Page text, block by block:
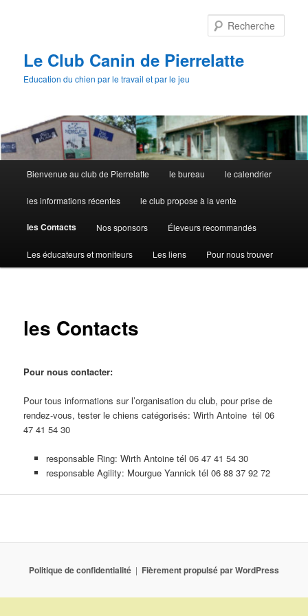
Le Club Canin de Pierrelatte
Education du chien par le travail et par le jeu
Bienvenue au club de Pierrelatte le bureau le calendrier
les informations récentes le club propose à la vente
les Contacts Nos sponsors Éleveurs recommandés
Les éducateurs et moniteurs Les liens Pour nous trouver
les Contacts
Pour nous contacter:
Pour tous informations sur l’organisation du club, pour prise de
rendez-vous, tester le chiens catégorisés: Wirth Antoine tél 06
47 41 54 30
responsable Ring: Wirth Antoine tél 06 47 41 54 30
responsable Agility: Mourgue Yannick tél 06 88 37 92 72
Politique de confidentialité Fièrement propulsé par WordPress